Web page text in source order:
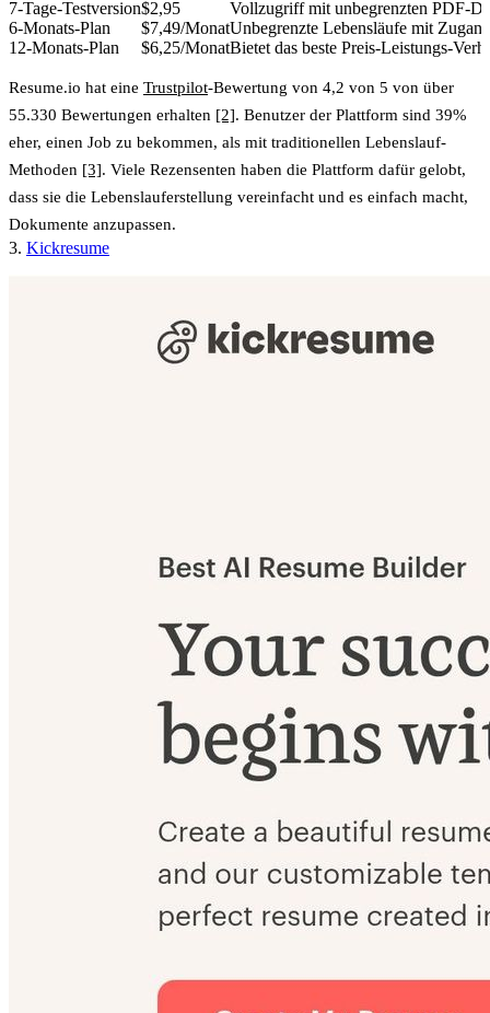
7-Tage-Testversion$2,95
Vollzugriff mit unbegrenzten PDF-
6-Monats-Plan
$7,49/MonatUnbegrenzte Lebensläufe mit
12-Monats-Plan
$6,25/MonatBietet das beste Preis-Leistungs-
Resume.io hat eine Trustpilot-Bewertung von 4,2 von 5 von über
55.330 Bewertungen erhalten [2]. Benutzer der Plattform sind 39%
eher, einen Job zu bekommen, als mit traditionellen Lebenslauf-
Methoden [3]. Viele Rezensenten haben die Plattform dafür gelobt,
dass sie die Lebenslauferstellung vereinfacht und es einfach macht,
Dokumente anzupassen.
3. Kickresume